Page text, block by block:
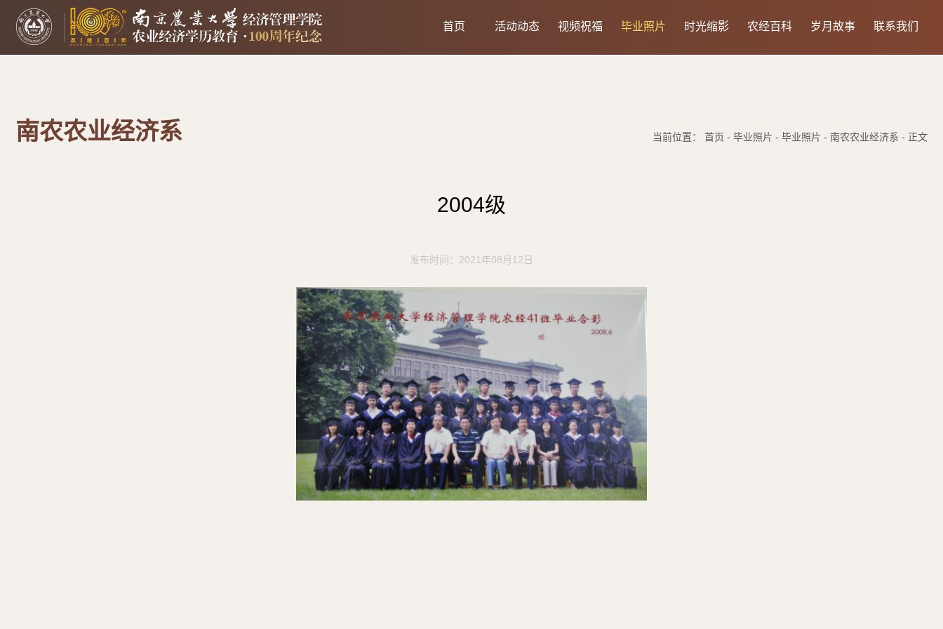
首页 活动动态 视频祝福 毕业照片 时光缩影 农经百科 岁月故事 联系我们
南农农业经济系 当前位置： 首页 - 毕业照片 - 毕业照片 - 南农农业经济系 - 正文
2004级
发布时间：2021年08月12日